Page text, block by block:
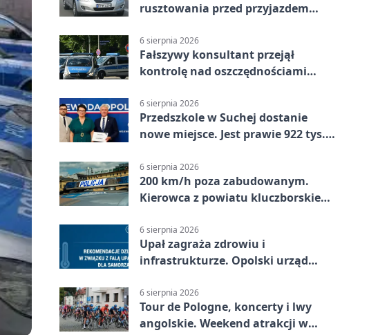
rusztowania przed przyjazdem
6 sierpnia 2026
Fałszywy konsultant przejął
kontrolę nad oszczędnościami
6 sierpnia 2026
Przedszkole w Suchej dostanie
nowe miejsce. Jest prawie 922 tys.
6 sierpnia 2026
200 km/h poza zabudowanym.
Kierowca z powiatu kluczborskiego
6 sierpnia 2026
Upał zagraża zdrowiu i
infrastrukturze. Opolski urząd
6 sierpnia 2026
Tour de Pologne, koncerty i lwy
angolskie. Weekend atrakcji w